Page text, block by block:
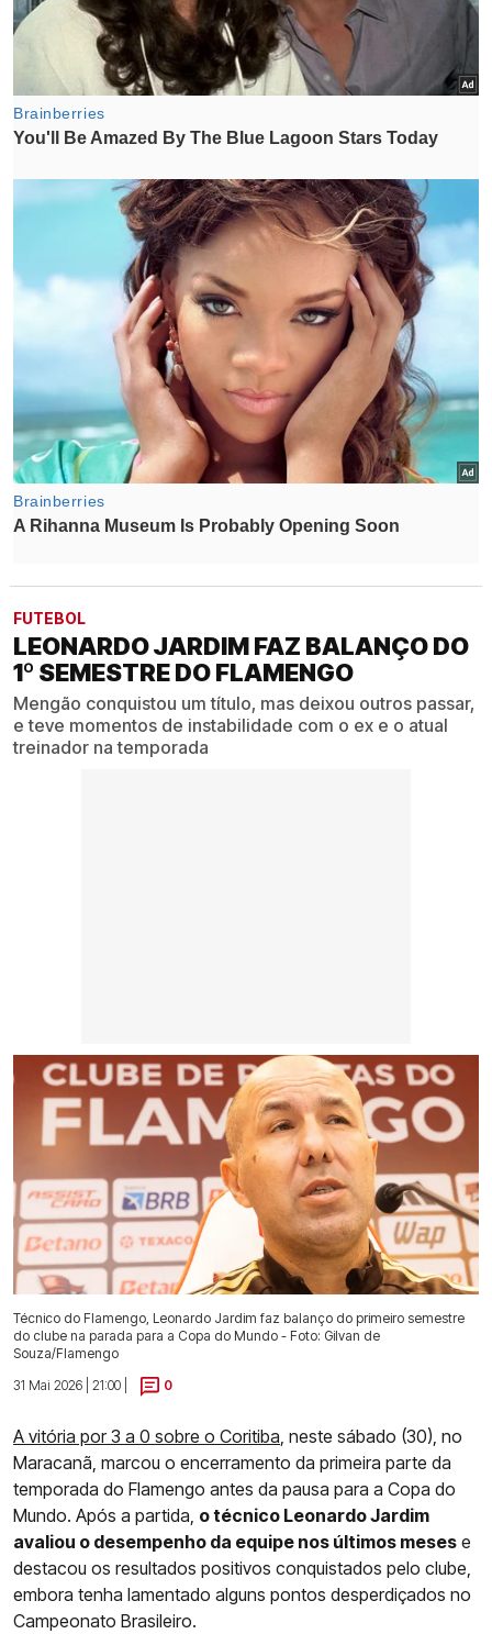
FUTEBOL
LEONARDO JARDIM FAZ BALANÇO DO
1º SEMESTRE DO FLAMENGO
Mengão conquistou um título, mas deixou outros passar,
e teve momentos de instabilidade com o ex e o atual
treinador na temporada
Técnico do Flamengo, Leonardo Jardim faz balanço do primeiro semestre
do clube na parada para a Copa do Mundo - Foto: Gilvan de
Souza/Flamengo
31 Mai 2026 | 21:00 |
0
A vitória por 3 a 0 sobre o Coritiba , neste sábado (30), no
Maracanã, marcou o encerramento da primeira parte da
temporada do Flamengo antes da pausa para a Copa do
Mundo. Após a partida, o técnico Leonardo Jardim
avaliou o desempenho da equipe nos últimos meses e
destacou os resultados positivos conquistados pelo clube,
embora tenha lamentado alguns pontos desperdiçados no
Campeonato Brasileiro.